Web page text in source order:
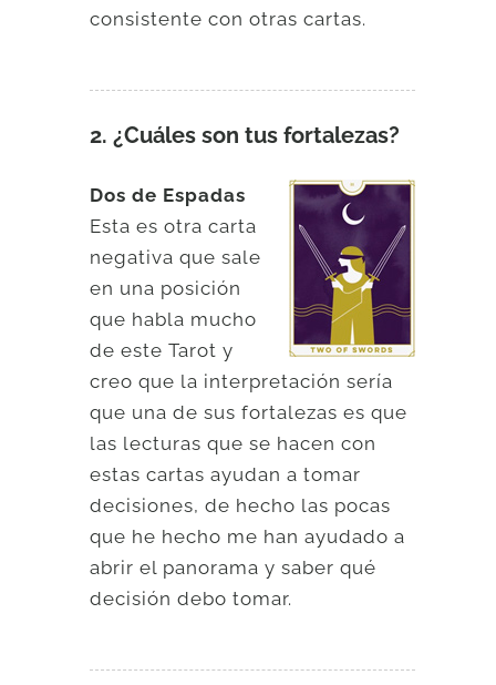
consistente con otras cartas.
2. ¿Cuáles son tus fortalezas?
Dos de Espadas
Esta es otra carta
negativa que sale
en una posición
que habla mucho
de este Tarot y
creo que la interpretación sería
que una de sus fortalezas es que
las lecturas que se hacen con
estas cartas ayudan a tomar
decisiones, de hecho las pocas
que he hecho me han ayudado a
abrir el panorama y saber qué
decisión debo tomar.